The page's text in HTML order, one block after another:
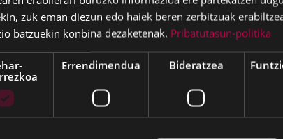
zuk eman diezun edo haiek beren zerbitzuak
batzuekin konbina dezaketenak. Pribatutasun-politika
Errendimendua Bideratzea